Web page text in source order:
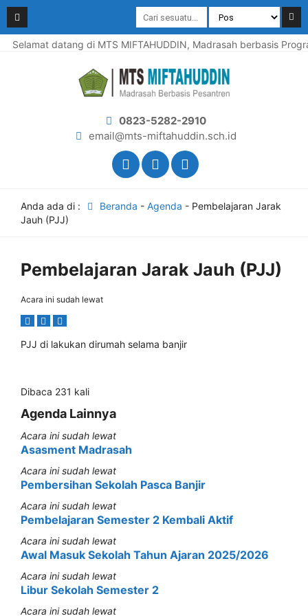
Selamat datang di MTS MIFTAHUDDIN, Madrasah berbasis
0823-5282-2910
email@mts-miftahuddin.sch.id
Anda ada di : Beranda - Agenda - Pembelajaran Jarak
Jauh (PJJ)
Pembelajaran Jarak Jauh (PJJ)
Acara ini sudah lewat
PJJ di lakukan dirumah selama banjir
Dibaca 231 kali
Agenda Lainnya
Acara ini sudah lewat
Asasment Madrasah
Acara ini sudah lewat
Pembersihan Sekolah Pasca Banjir
Acara ini sudah lewat
Pembelajaran Semester 2 Kembali Aktif
Acara ini sudah lewat
Awal Masuk Sekolah Tahun Ajaran 2025/2026
Acara ini sudah lewat
Libur Sekolah Semester 2
Acara ini sudah lewat